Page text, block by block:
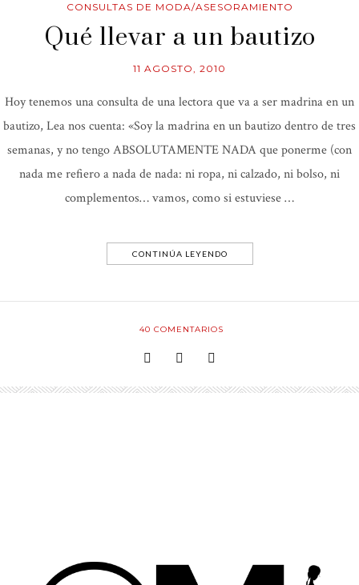
CONSULTAS DE MODA/ASESORAMIENTO
Qué llevar a un bautizo
11 AGOSTO, 2010
Hoy tenemos una consulta de una lectora que va a ser madrina en un
bautizo, Lea nos cuenta: «Soy la madrina en un bautizo dentro de tres
semanas, y no tengo ABSOLUTAMENTE NADA que ponerme (con
nada me refiero a nada de nada: ni ropa, ni calzado, ni bolso, ni
complementos… vamos, como si estuviese …
CONTINÚA LEYENDO
40 COMENTARIOS